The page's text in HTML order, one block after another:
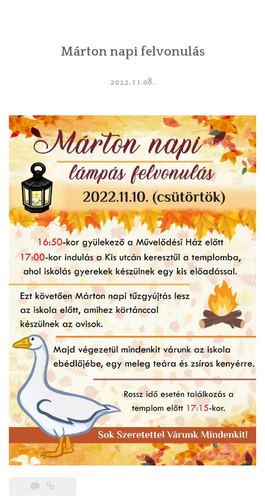
INFORMÁCIÓK
LETÖLTHETŐ NYOMTATVÁNYOK
VÁLASZTÁS 2026
TELEPÜLÉSIKÉPVISELŐI VAGYONNYILATKOZATOK – 2026.
ÉV
ROMA NEMZETISÉGI ÖNKORMÁNYZATI KÉPVISELŐK
VAGYONNYILATKOZATA – 2026. ÉV
Márton napi felvonulás
2022.11.08.